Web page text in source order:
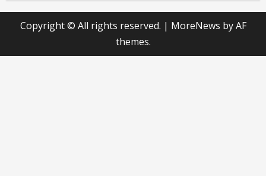
Copyright © All rights reserved. | MoreNews by AF
themes.